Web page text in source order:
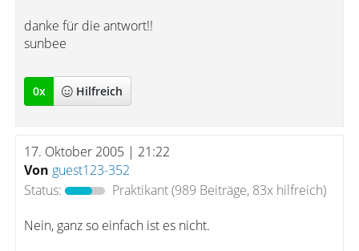
danke für die antwort!!
sunbee
0x Hilfreich
17. Oktober 2005 | 21:22
Von guest123-352
Status:
Praktikant(989 Beiträge, 83x hilfreich)
Nein, ganz so einfach ist es nicht.